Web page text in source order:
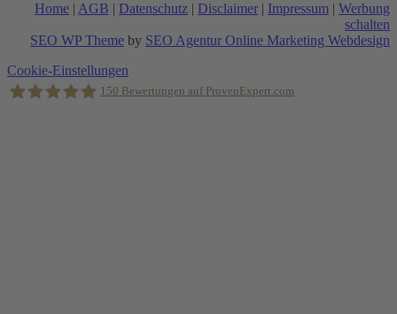
Home | AGB | Datenschutz | Disclaimer | Impressum | Werbung
schalten
SEO WP Theme by SEO Agentur Online Marketing Webdesign
Nach
oben
scrollen
Cookie-Einstellungen
150 Bewertungen auf ProvenExpert.com